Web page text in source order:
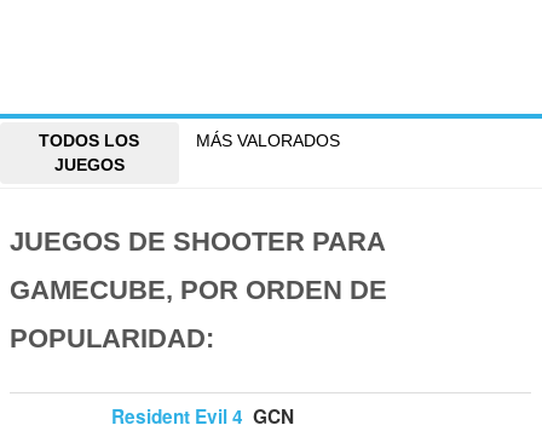
TODOS LOS
JUEGOS
MÁS VALORADOS
JUEGOS DE SHOOTER PARA
GAMECUBE, POR ORDEN DE
POPULARIDAD:
Resident Evil 4 GCN